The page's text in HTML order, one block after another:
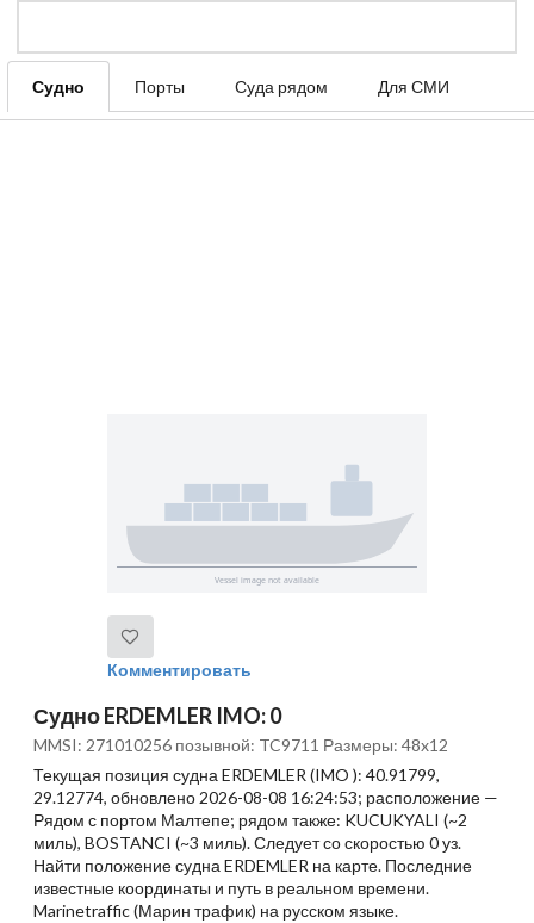
Судно Порты Суда рядом Для СМИ
Комментировать
Судно ERDEMLER IMO: 0
MMSI: 271010256 позывной: TC9711 Размеры: 48x12
Текущая позиция судна ERDEMLER (IMO ): 40.91799,
29.12774, обновлено 2026-08-08 16:24:53; расположение —
Рядом с портом Малтепе; рядом также: KUCUKYALI (~2
миль), BOSTANCI (~3 миль). Следует со скоростью 0 уз.
Найти положение судна ERDEMLER на карте. Последние
известные координаты и путь в реальном времени.
Marinetraffic (Марин трафик) на русском языке.